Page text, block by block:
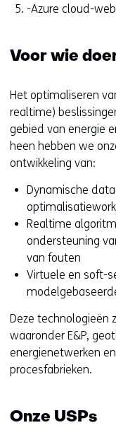
-Azure cloud-
Voor wie
Het optimaliseren
realtime)
gebied van energie
heen hebben we
ontwikkeling van:
Dynamische
Realtime
ondersteuning
van fouten
Virtuele en soft-
Deze technologieën
waaronder E&P,
energienetwerken
procesfabrieken.
Onze USPs